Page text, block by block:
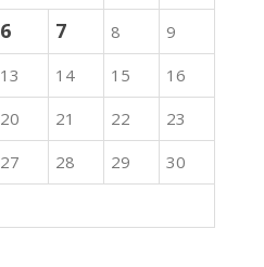
6 7 8
9
13 14 15
16
20 21 22
23
27 28 29
30